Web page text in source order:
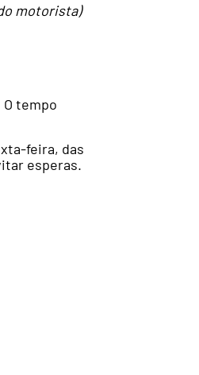
motorista)
tempo
feira, das
esperas.